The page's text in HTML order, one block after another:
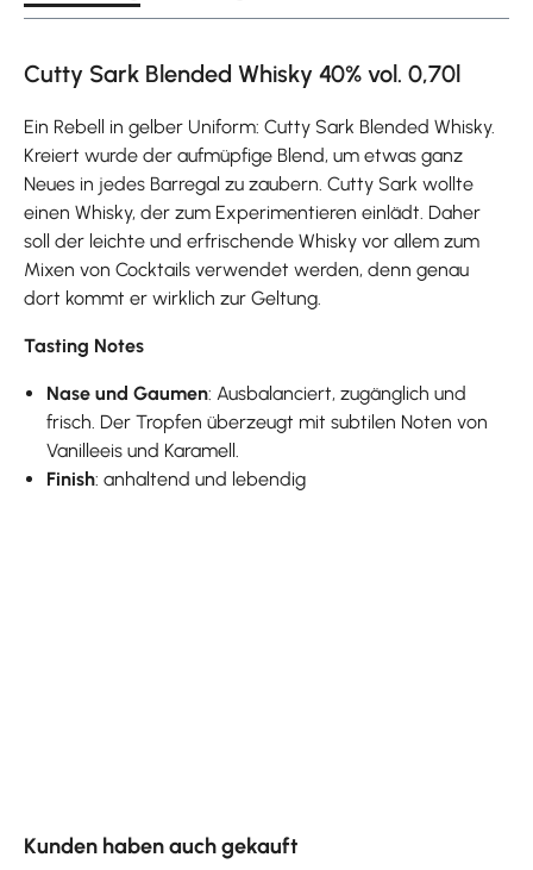
Cutty Sark Blended Whisky 40% vol. 0,70l
Ein Rebell in gelber Uniform: Cutty Sark Blended Whisky.
Kreiert wurde der aufmüpfige Blend, um etwas ganz
Neues in jedes Barregal zu zaubern. Cutty Sark wollte
einen Whisky, der zum Experimentieren einlädt. Daher
soll der leichte und erfrischende Whisky vor allem zum
Mixen von Cocktails verwendet werden, denn genau
dort kommt er wirklich zur Geltung.
Tasting Notes
Nase und Gaumen: Ausbalanciert, zugänglich und
frisch. Der Tropfen überzeugt mit subtilen Noten von
Vanilleeis und Karamell.
Finish: anhaltend und lebendig
Kunden haben auch gekauft